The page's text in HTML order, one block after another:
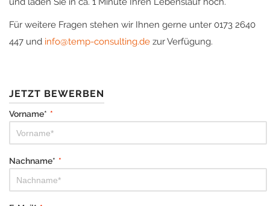
Für weitere Fragen stehen wir Ihnen gerne unter 0173 2640
447 und info@temp-consulting.de zur Verfügung.
JETZT BEWERBEN
Vorname* *
Nachname* *